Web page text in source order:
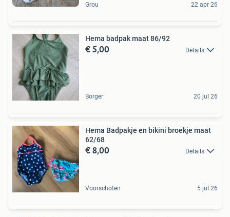
Grou 22 apr 26
Hema badpak maat 86/92
€ 5,00 Details
Borger 20 jul 26
Hema Badpakje en bikini broekje maat
62/68
€ 8,00 Details
Voorschoten 5 jul 26